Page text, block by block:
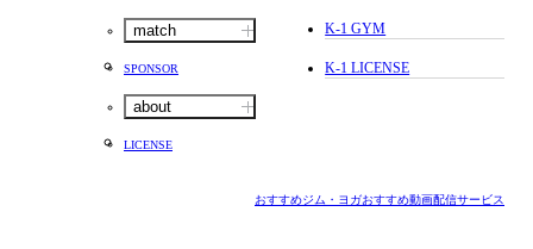
match
SPONSOR
about
LICENSE
K-1 GYM
K-1 LICENSE
おすすめジム・ヨガおすすめ動画配信サービス